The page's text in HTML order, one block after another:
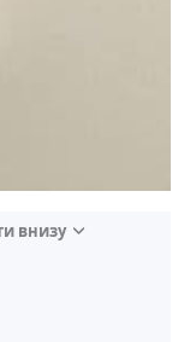
внизу